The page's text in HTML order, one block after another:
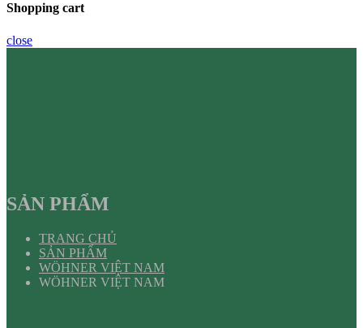
Shopping cart
close
SẢN PHẨM
TRANG CHỦ
SẢN PHẨM
WÖHNER VIỆT NAM
WÖHNER VIỆT NAM